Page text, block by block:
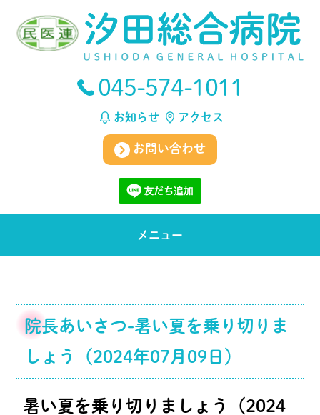
045-574-1011
お知らせ アクセス
お問い合わせ
メニュー
院長あいさつ-暑い夏を乗り切りま
しょう（2024年07月09日 ）
暑い夏を乗り切りましょう（2024